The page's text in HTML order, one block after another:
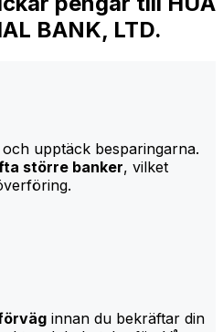
BANK, LTD.
upptäck besparingarna.
större banker, vilket
innan du bekräftar din